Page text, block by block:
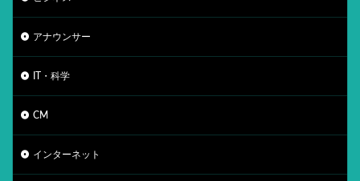
アナウンサー
IT・科学
CM
インターネット